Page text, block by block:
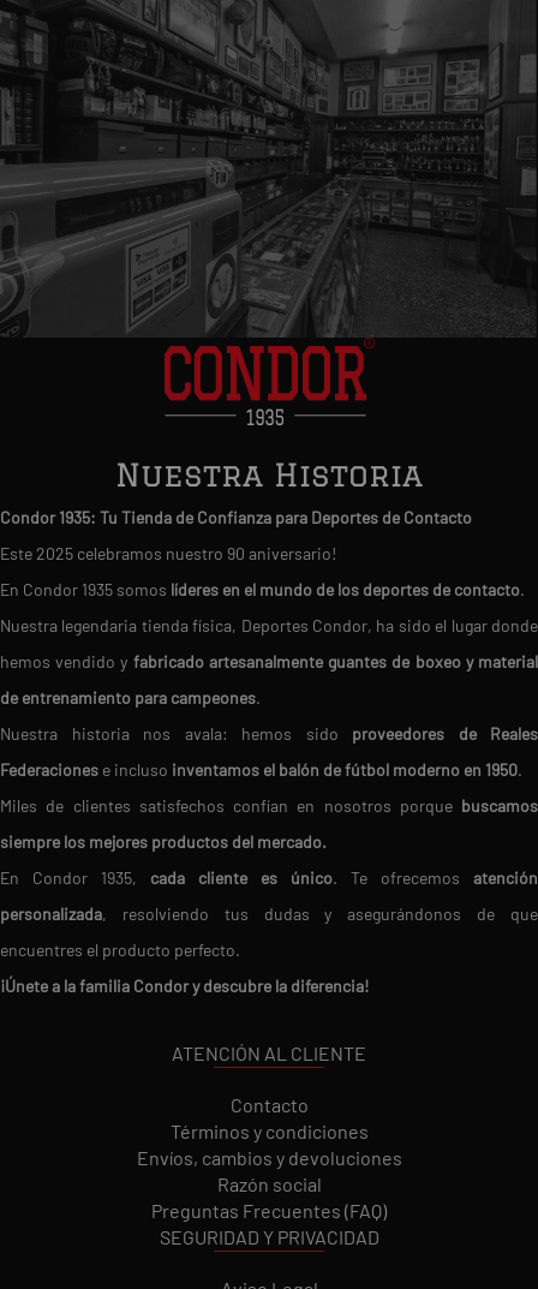
Nuestra Historia
Condor 1935: Tu Tienda de Confianza para Deportes de Contacto
Este 2025 celebramos nuestro 90 aniversario!
En Condor 1935 somos líderes en el mundo de los deportes de contacto.
Nuestra legendaria tienda física, Deportes Condor, ha sido el lugar donde
hemos vendido y fabricado artesanalmente guantes de boxeo y material
de entrenamiento para campeones.
Nuestra historia nos avala: hemos sido proveedores de Reales
Federaciones e incluso inventamos el balón de fútbol moderno en 1950.
Miles de clientes satisfechos confían en nosotros porque buscamos
siempre los mejores productos del mercado.
En Condor 1935, cada cliente es único. Te ofrecemos atención
personalizada, resolviendo tus dudas y asegurándonos de que
encuentres el producto perfecto.
¡Únete a la familia Condor y descubre la diferencia!
ATENCIÓN AL CLIENTE
Contacto
Términos y condiciones
Envíos, cambios y devoluciones
Razón social
Preguntas Frecuentes (FAQ)
SEGURIDAD Y PRIVACIDAD